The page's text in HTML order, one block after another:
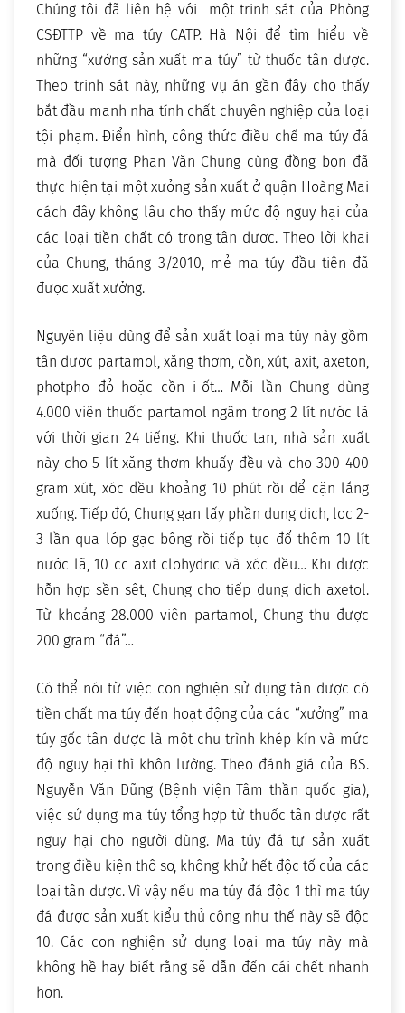
Chúng tôi đã liên hệ với một trinh sát của Phòng
CSĐTTP về ma túy CATP. Hà Nội để tìm hiểu về
những “xưởng sản xuất ma túy” từ thuốc tân dược.
Theo trinh sát này, những vụ án gần đây cho thấy
bắt đầu manh nha tính chất chuyên nghiệp của loại
tội phạm. Điển hình, công thức điều chế ma túy đá
mà đối tượng Phan Văn Chung cùng đồng bọn đã
thực hiện tại một xưởng sản xuất ở quận Hoàng Mai
cách đây không lâu cho thấy mức độ nguy hại của
các loại tiền chất có trong tân dược. Theo lời khai
của Chung, tháng 3/2010, mẻ ma túy đầu tiên đã
được xuất xưởng.
Nguyên liệu dùng để sản xuất loại ma túy này gồm
tân dược partamol, xăng thơm, cồn, xút, axit, axeton,
photpho đỏ hoặc cồn i-ốt… Mỗi lần Chung dùng
4.000 viên thuốc partamol ngâm trong 2 lít nước lã
với thời gian 24 tiếng. Khi thuốc tan, nhà sản xuất
này cho 5 lít xăng thơm khuấy đều và cho 300-400
gram xút, xóc đều khoảng 10 phút rồi để cặn lắng
xuống. Tiếp đó, Chung gạn lấy phần dung dịch, lọc 2-
3 lần qua lớp gạc bông rồi tiếp tục đổ thêm 10 lít
nước lã, 10 cc axit clohydric và xóc đều… Khi được
hỗn hợp sền sệt, Chung cho tiếp dung dịch axetol.
Từ khoảng 28.000 viên partamol, Chung thu được
200 gram “đá”…
Có thể nói từ việc con nghiện sử dụng tân dược có
tiền chất ma túy đến hoạt động của các “xưởng” ma
túy gốc tân dược là một chu trình khép kín và mức
độ nguy hại thì khôn lường. Theo đánh giá của BS.
Nguyễn Văn Dũng (Bệnh viện Tâm thần quốc gia),
việc sử dụng ma túy tổng hợp từ thuốc tân dược rất
nguy hại cho người dùng. Ma túy đá tự sản xuất
trong điều kiện thô sơ, không khử hết độc tố của các
loại tân dược. Vì vậy nếu ma túy đá độc 1 thì ma túy
đá được sản xuất kiểu thủ công như thế này sẽ độc
10. Các con nghiện sử dụng loại ma túy này mà
không hề hay biết rằng sẽ dẫn đến cái chết nhanh
hơn.